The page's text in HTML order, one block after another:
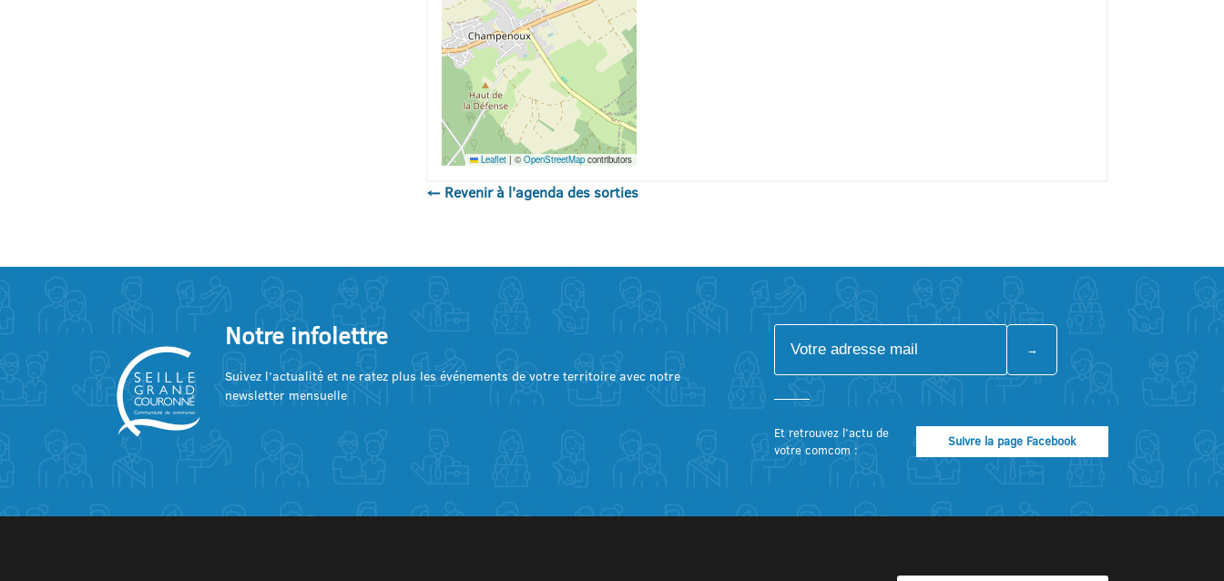
Leaflet | ©OpenStreetMapcontributors
← Revenir à l'agenda des sorties
Notre infolettre
Suivez l’actualité et ne ratez plus les événements de votre territoire avec notre
newsletter mensuelle
Et retrouvez l’actu de
votre comcom :
Suivre la page Facebook